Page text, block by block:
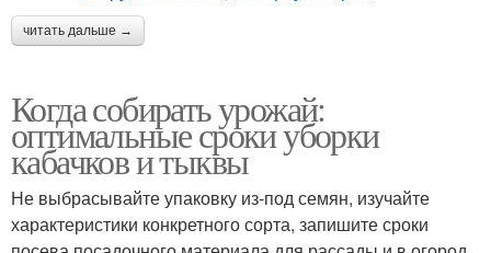
читать дальше →
Когда собирать урожай:
оптимальные сроки уборки
кабачков и тыквы
Не выбрасывайте упаковку из-под семян, изучайте
характеристики конкретного сорта, запишите сроки